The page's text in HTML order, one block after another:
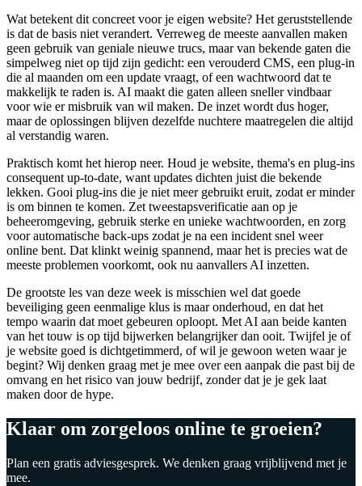
Wat betekent dit concreet voor je eigen website? Het geruststellende
is dat de basis niet verandert. Verreweg de meeste aanvallen maken
geen gebruik van geniale nieuwe trucs, maar van bekende gaten die
simpelweg niet op tijd zijn gedicht: een verouderd CMS, een plug-in
die al maanden om een update vraagt, of een wachtwoord dat te
makkelijk te raden is. AI maakt die gaten alleen sneller vindbaar
voor wie er misbruik van wil maken. De inzet wordt dus hoger,
maar de oplossingen blijven dezelfde nuchtere maatregelen die altijd
al verstandig waren.
Praktisch komt het hierop neer. Houd je website, thema's en plug-ins
consequent up-to-date, want updates dichten juist die bekende
lekken. Gooi plug-ins die je niet meer gebruikt eruit, zodat er minder
is om binnen te komen. Zet tweestapsverificatie aan op je
beheeromgeving, gebruik sterke en unieke wachtwoorden, en zorg
voor automatische back-ups zodat je na een incident snel weer
online bent. Dat klinkt weinig spannend, maar het is precies wat de
meeste problemen voorkomt, ook nu aanvallers AI inzetten.
De grootste les van deze week is misschien wel dat goede
beveiliging geen eenmalige klus is maar onderhoud, en dat het
tempo waarin dat moet gebeuren oploopt. Met AI aan beide kanten
van het touw is op tijd bijwerken belangrijker dan ooit. Twijfel je of
je website goed is dichtgetimmerd, of wil je gewoon weten waar je
begint? Wij denken graag met je mee over een aanpak die past bij de
omvang en het risico van jouw bedrijf, zonder dat je je gek laat
maken door de hype.
Klaar om zorgeloos online te groeien?
Plan een gratis adviesgesprek. We denken graag vrijblijvend met je
mee.